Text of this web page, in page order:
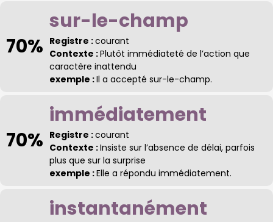
70%
sur-le-champ
Registre :courant
Contexte :Plutôt immédiateté de l’action que
caractère inattendu
exemple :Il a accepté sur-le-champ.
70%
immédiatement
Registre :courant
Contexte :Insiste sur l’absence de délai, parfois
plus que sur la surprise
exemple :Elle a répondu immédiatement.
instantanément